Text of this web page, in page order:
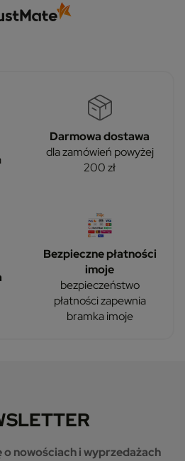
Darmowa dostawa
dla zamówień powyżej
200 zł
Bezpieczne płatności
imoje
bezpieczeństwo
płatności zapewnia
bramka imoje
nowościach i wyprzedażach